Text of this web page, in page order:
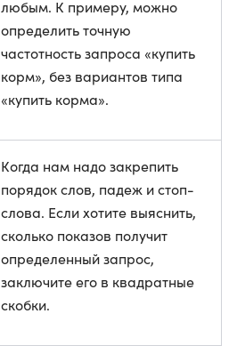
любым. К примеру, можно
определить точную
частотность запроса «купить
корм», без вариантов типа
«купить корма».
Когда нам надо закрепить
порядок слов, падеж и стоп-
слова. Если хотите выяснить,
сколько показов получит
определенный запрос,
заключите его в квадратные
скобки.